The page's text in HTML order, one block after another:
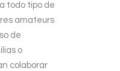
todo tipo de
amateurs
de
o
colaborar